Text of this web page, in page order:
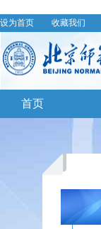
设为首页 收藏我们
首页